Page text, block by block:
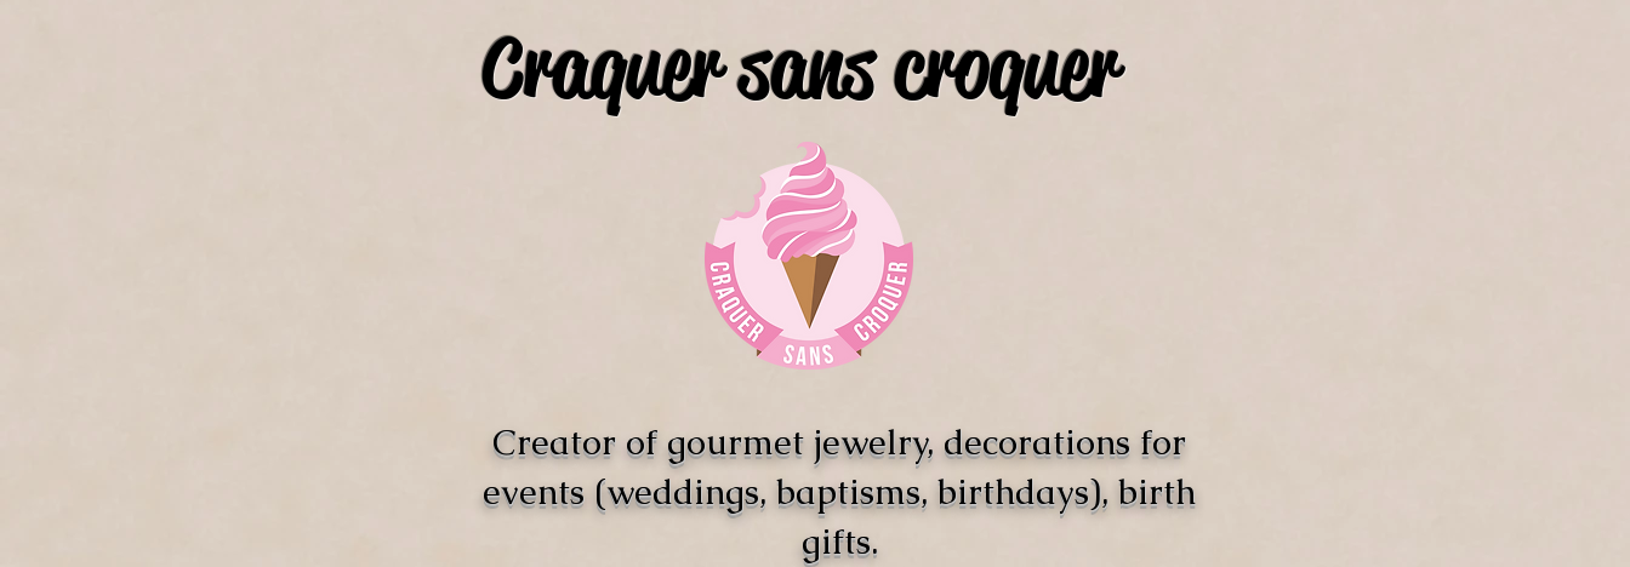
Craquer sans croquer
Creator of gourmet jewelry, decorations for
events (weddings, baptisms, birthdays), birth
gifts.